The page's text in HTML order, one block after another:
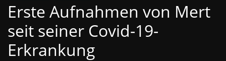
Erste Aufnahmen von Mert
seit seiner Covid-19-
Erkrankung